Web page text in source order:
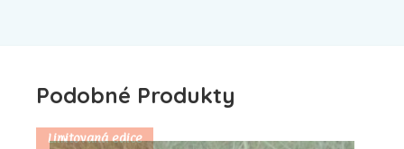
Podobné Produkty
Limitovaná edice